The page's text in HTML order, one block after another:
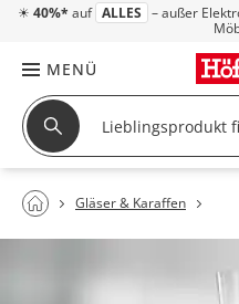
☀ 40%* auf ALLES – außer
MENÜ
Gläser & Karaffen